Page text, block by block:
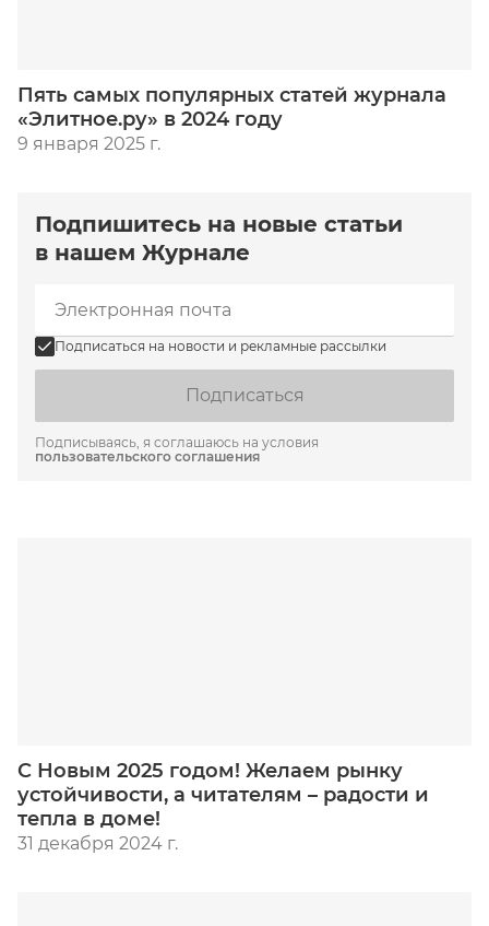
Пять самых популярных статей журнала
«Элитное.ру» в 2024 году
9 января 2025 г.
Подпишитесь на новые статьи
в нашем Журнале
Подписаться на новости и рекламные рассылки
Подписаться
Подписываясь, я соглашаюсь на условия
пользовательского соглашения
С Новым 2025 годом! Желаем рынку
устойчивости, а читателям – радости и
тепла в доме!
31 декабря 2024 г.